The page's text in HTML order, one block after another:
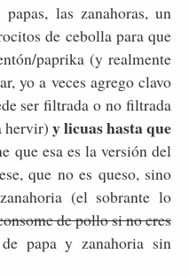
las zanahoras, un
de cebolla para que
paprika (y realmente
yo a veces agrego clavo
ser filtrada o no filtrada
hervir) y licuas hasta que
que esa es la versión del
que no es queso, sino
(el sobrante lo
de pollo si no eres
papa y zanahoria sin